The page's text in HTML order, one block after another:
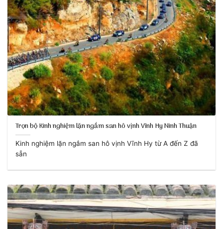
Trọn bộ Kinh nghiệm lặn ngắm san hô vịnh Vĩnh Hy Ninh Thuận
Kinh nghiệm lặn ngắm san hô vịnh Vĩnh Hy từ A đến Z đã
sẵn